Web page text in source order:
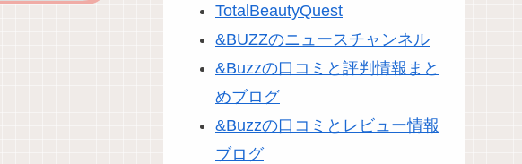
TotalBeautyQuest
&BUZZのニュースチャンネル
&Buzzの口コミと評判情報まと
めブログ
&Buzzの口コミとレビュー情報
ブログ